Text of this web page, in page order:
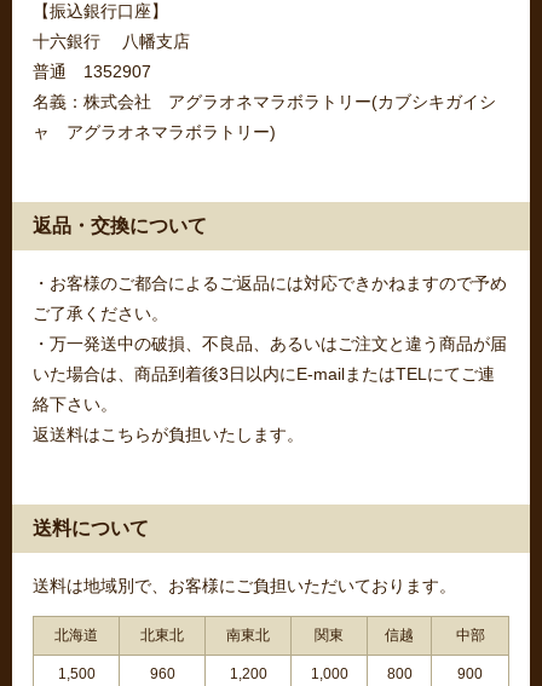
【振込銀行口座】
十六銀行 八幡支店
普通 1352907
名義：株式会社 アグラオネマラボラトリー(カブシキガイシ
ャ アグラオネマラボラトリー)
返品・交換について
・お客様のご都合によるご返品には対応できかねますので予め
ご了承ください。
・万一発送中の破損、不良品、あるいはご注文と違う商品が届
いた場合は、商品到着後3日以内にE-mailまたはTELにてご連
絡下さい。
返送料はこちらが負担いたします。
送料について
送料は地域別で、お客様にご負担いただいております。
北海道 北東北 南東北 関東 信越 中部
1,500 960 1,200 1,000 800 900